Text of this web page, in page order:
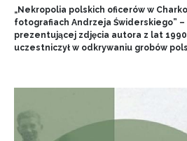
„Nekropolia polskich oficerów w
fotografiach Andrzeja Świderskiego”
prezentującej zdjęcia autora z lat
uczestniczył w odkrywaniu grobów